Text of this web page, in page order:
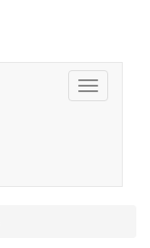
Toggle
navigation